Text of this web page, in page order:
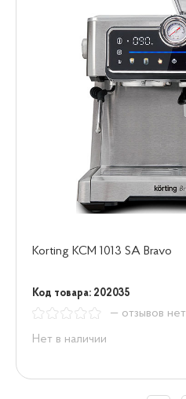
Korting KCM 1013 SA Bravo
Код товара: 202035
— отзывов нет
Нет в наличии